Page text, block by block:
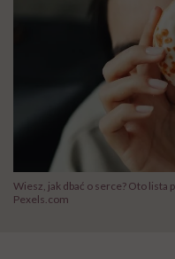
Wiesz, jak dbać o serce? Oto
Pexels.com